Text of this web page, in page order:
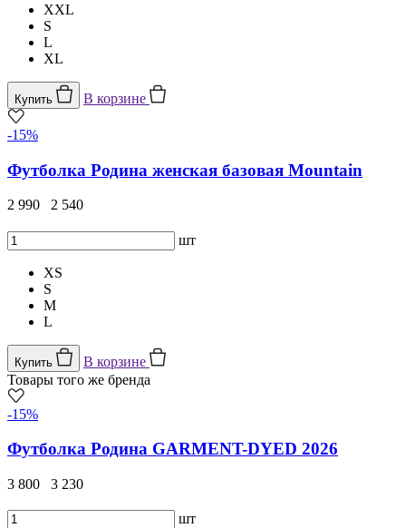
XXL
S
L
XL
Купить В корзине
-15%
Футболка Родина женская базовая Mountain
2 990 2 540
шт
XS
S
M
L
Купить
В корзине
Товары того же бренда
-15%
Футболка Родина GARMENT-DYED 2026
3 800 3 230
шт